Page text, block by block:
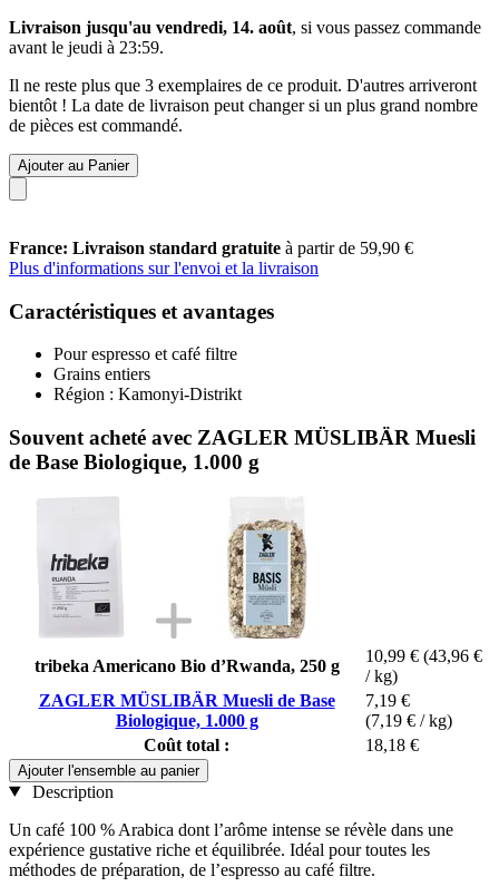
Livraison jusqu'au vendredi, 14. août, si vous passez commande
avant le jeudi à 23:59.
Il ne reste plus que 3 exemplaires de ce produit. D'autres arriveront
bientôt ! La date de livraison peut changer si un plus grand nombre
de pièces est commandé.
Ajouter au Panier
France: Livraison standard gratuite à partir de 59,90 €
Plus d'informations sur l'envoi et la livraison
Caractéristiques et avantages
Pour espresso et café filtre
Grains entiers
Région : Kamonyi-Distrikt
Souvent acheté avec ZAGLER MÜSLIBÄR Muesli
de Base Biologique, 1.000 g
tribeka Americano Bio d’Rwanda, 250 g
10,99 € (43,96 €
/ kg)
ZAGLER MÜSLIBÄR Muesli de Base
Biologique, 1.000 g
7,19 €
(7,19 € / kg)
Coût total :
18,18 €
Ajouter l'ensemble au panier
Description
Un café 100 % Arabica dont l’arôme intense se révèle dans une
expérience gustative riche et équilibrée. Idéal pour toutes les
méthodes de préparation, de l’espresso au café filtre.